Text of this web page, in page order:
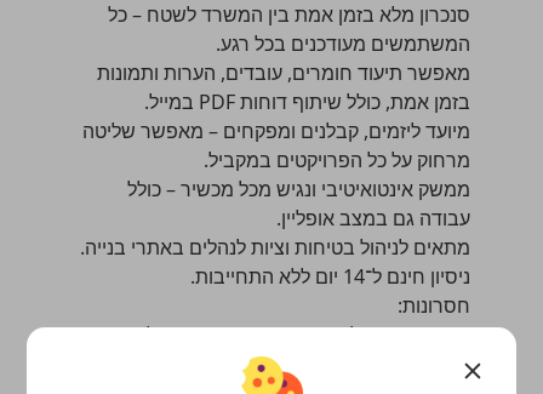
סנכרון מלא בזמן אמת בין המשרד לשטח – כל
המשתמשים מעודכנים בכל רגע.
מאפשר תיעוד חומרים, עובדים, הערות ותמונות
בזמן אמת, כולל שיתוף דוחות PDF במייל.
מיועד ליזמים, קבלנים ומפקחים – מאפשר שליטה
מרחוק על כל הפרויקטים במקביל.
ממשק אינטואיטיבי ונגיש מכל מכשיר – כולל
עבודה גם במצב אופליין.
מתאים לניהול בטיחות וציות לנהלים באתרי בנייה.
ניסיון חינם ל־14 יום ללא התחייבות.
חסרונות:
פחות מותאם למי שמחפש יומן בסיסי בלבד – זו
מערכת רחבה לניהול פרויקטים.